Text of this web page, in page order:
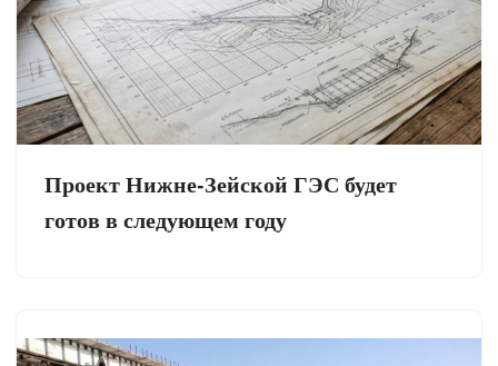
Проект Нижне-Зейской ГЭС будет
готов в следующем году